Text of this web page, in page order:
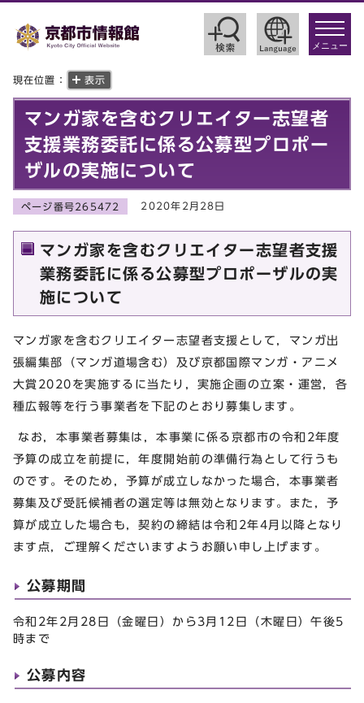
toggle
メニュー
現在位置： 表示
マンガ家を含むクリエイター志望者
支援業務委託に係る公募型プロポー
ザルの実施について
ページ番号265472 2020年2月28日
マンガ家を含むクリエイター志望者支援
業務委託に係る公募型プロポーザルの実
施について
マンガ家を含むクリエイター志望者支援として，マンガ出
張編集部（マンガ道場含む）及び京都国際マンガ・アニメ
大賞2020を実施するに当たり，実施企画の立案・運営，各
種広報等を行う事業者を下記のとおり募集します。
なお，本事業者募集は，本事業に係る京都市の令和2年度
予算の成立を前提に，年度開始前の準備行為として行うも
のです。そのため，予算が成立しなかった場合，本事業者
募集及び受託候補者の選定等は無効となります。また，予
算が成立した場合も，契約の締結は令和2年4月以降となり
ます点，ご理解くださいますようお願い申し上げます。
公募期間
令和2年2月28日（金曜日）から3月12日（木曜日）午後5
時まで
公募内容